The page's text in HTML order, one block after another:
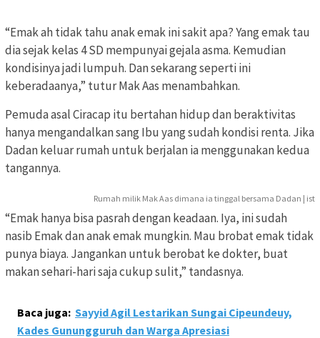
“Emak ah tidak tahu anak emak ini sakit apa? Yang emak tau
dia sejak kelas 4 SD mempunyai gejala asma. Kemudian
kondisinya jadi lumpuh. Dan sekarang seperti ini
keberadaanya,” tutur Mak Aas menambahkan.
Pemuda asal Ciracap itu bertahan hidup dan beraktivitas
hanya mengandalkan sang Ibu yang sudah kondisi renta. Jika
Dadan keluar rumah untuk berjalan ia menggunakan kedua
tangannya.
Rumah milik Mak Aas dimana ia tinggal bersama Dadan | ist
“Emak hanya bisa pasrah dengan keadaan. Iya, ini sudah
nasib Emak dan anak emak mungkin. Mau brobat emak tidak
punya biaya. Jangankan untuk berobat ke dokter, buat
makan sehari-hari saja cukup sulit,” tandasnya.
Baca juga: Sayyid Agil Lestarikan Sungai Cipeundeuy,
Kades Gunungguruh dan Warga Apresiasi